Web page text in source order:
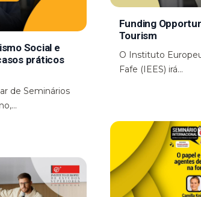
Funding
Tourism
O Instituto
Fafe (IEES) irá...
Social e
práticos
de Seminários